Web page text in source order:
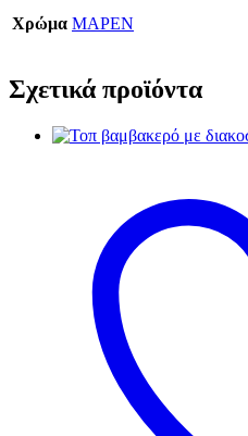
Χρώμα ΜΑΡΕΝ
Σχετικά προϊόντα